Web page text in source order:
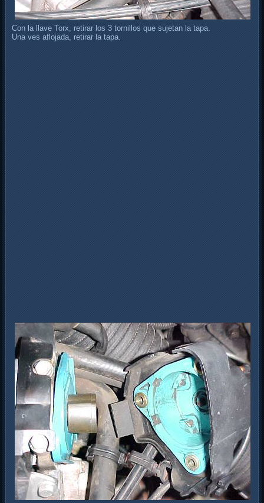
Con la llave Torx, retirar los 3 tornillos que sujetan la tapa.
Una ves aflojada, retirar la tapa.